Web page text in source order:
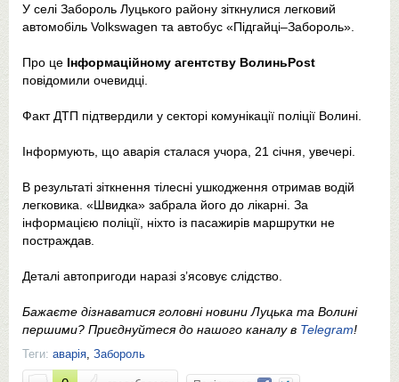
У селі Забороль Луцького району зіткнулися легковий
автомобіль Volkswagen та автобус «Підгайці–Забороль».
Про це Інформаційному агентству ВолиньPost
повідомили очевидці.
Факт ДТП підтвердили у секторі комунікації поліції Волині.
Інформують, що аварія сталася учора, 21 січня, увечері.
В результаті зіткнення тілесні ушкодження отримав водій
легковика. «Швидка» забрала його до лікарні. За
інформацією поліції, ніхто із пасажирів маршрутки не
постраждав.
Деталі автопригоди наразі з’ясовує слідство.
Бажаєте дізнаватися головні новини Луцька та Волині
першими? Приєднуйтеся до нашого каналу в Telegram!
Теги: аварія, Забороль